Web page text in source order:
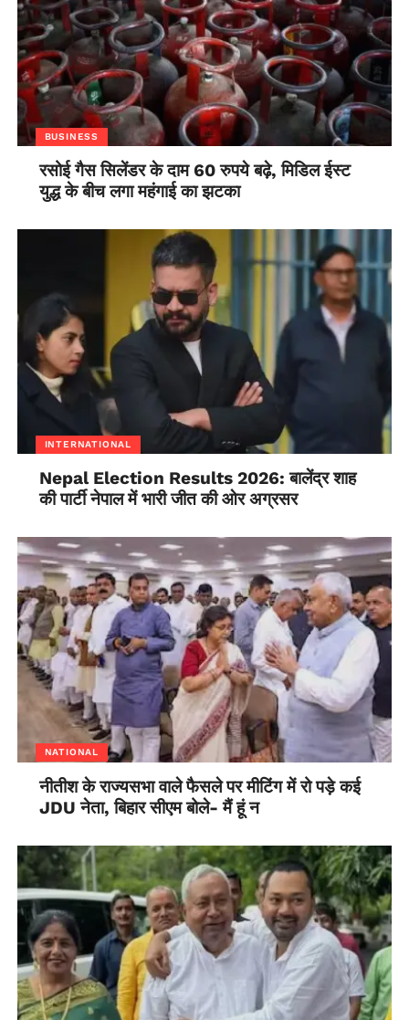
BUSINESS
रसोई गैस सिलेंडर के दाम 60 रुपये बढ़े, मिडिल ईस्ट
युद्ध के बीच लगा महंगाई का झटका
INTERNATIONAL
Nepal Election Results 2026: बालेंद्र शाह
की पार्टी नेपाल में भारी जीत की ओर अग्रसर
NATIONAL
नीतीश के राज्यसभा वाले फैसले पर मीटिंग में रो पड़े कई
JDU नेता, बिहार सीएम बोले- मैं हूं न